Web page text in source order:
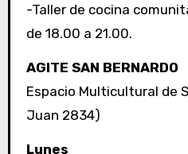
-Taller de cocina
de 18.00 a 21.00.
AGITE SAN BERNARDO
Espacio Multicultural de
Juan 2834)
Lunes